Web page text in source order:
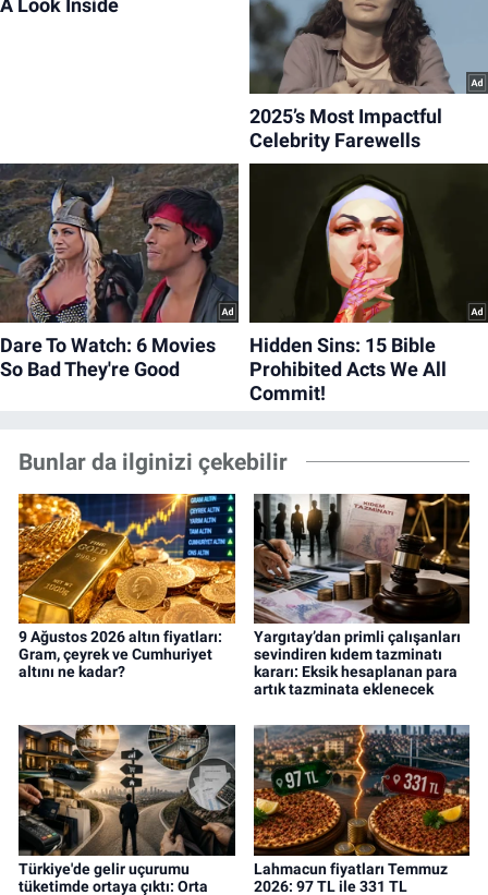
Bunlar da ilginizi çekebilir
9 Ağustos 2026 altın fiyatları:
Gram, çeyrek ve Cumhuriyet
altını ne kadar?
Yargıtay’dan primli çalışanları
sevindiren kıdem tazminatı
kararı: Eksik hesaplanan para
artık tazminata eklenecek
Türkiye'de gelir uçurumu
tüketimde ortaya çıktı: Orta
Lahmacun fiyatları Temmuz
2026: 97 TL ile 331 TL